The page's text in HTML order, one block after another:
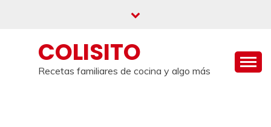
COLISITO
Recetas familiares de cocina y algo más